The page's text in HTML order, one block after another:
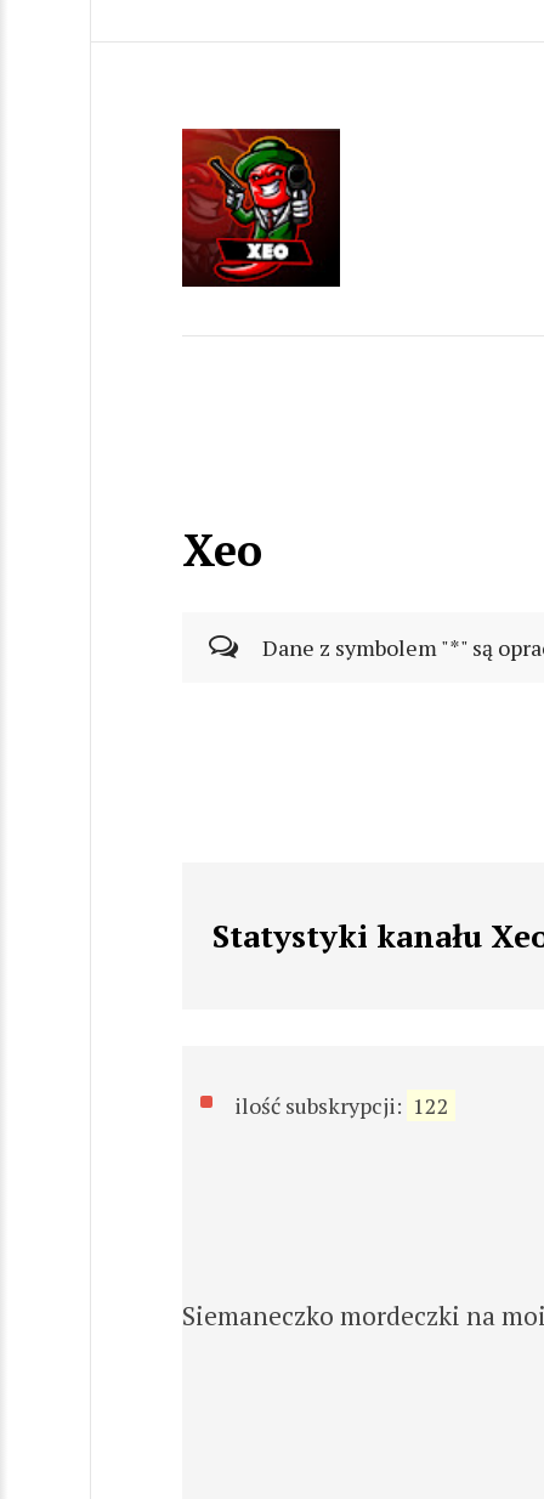
Xeo
Dane z symbolem "*" są
Statystyki kanału
ilość subskrypcji: 122
Siemaneczko mordeczki na